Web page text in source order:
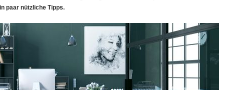
paar nützliche Tipps.